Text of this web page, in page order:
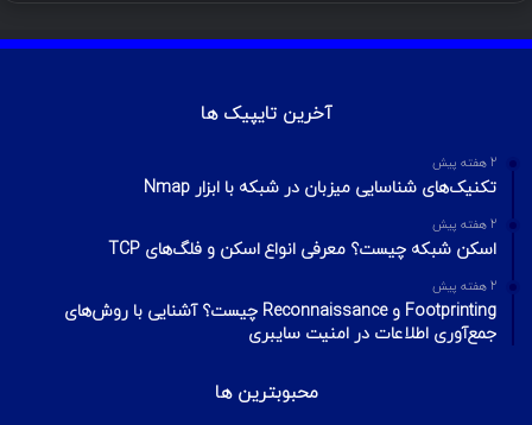
آخرین تایپیک ها
2 هفته پیش
تکنیک‌های شناسایی میزبان در شبکه با ابزار Nmap
2 هفته پیش
اسکن شبکه چیست؟ معرفی انواع اسکن و فلگ‌های TCP
2 هفته پیش
Footprinting و Reconnaissance چیست؟ آشنایی با روش‌های
جمع‌آوری اطلاعات در امنیت سایبری
محبوبترین ها